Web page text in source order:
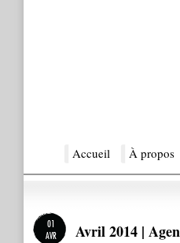
Ma Sérendipité
Aller au contenu
Aller au contenu
Accueil À propos
01
AVR
Avril 2014 |